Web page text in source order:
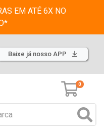
EM ATÉ 6X NO
Baixe já nosso APP
0